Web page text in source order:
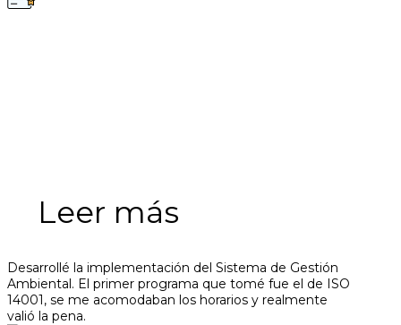
Leer más
Desarrollé la implementación del Sistema de Gestión
Ambiental. El primer programa que tomé fue el de ISO
14001, se me acomodaban los horarios y realmente
valió la pena.